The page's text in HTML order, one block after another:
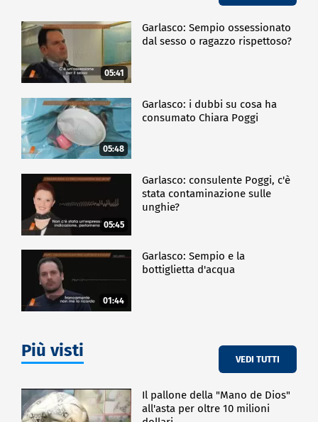
05:41
Garlasco: Sempio ossessionato
dal sesso o ragazzo rispettoso?
05:48
Garlasco: i dubbi su cosa ha
consumato Chiara Poggi
05:45
Garlasco: consulente Poggi, c'è
stata contaminazione sulle
unghie?
01:44
Garlasco: Sempio e la
bottiglietta d'acqua
Più visti VEDI TUTTI
Il pallone della "Mano de Dios"
all'asta per oltre 10 milioni